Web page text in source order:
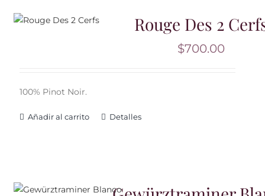
Rouge Des 2
$700.00
100% Pinot Noir.
Añadir al carrito Detalles